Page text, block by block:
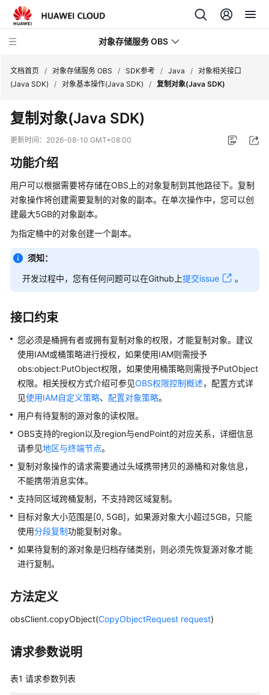
对象存储服务 OBS
最
新
动
务
公
告
品
绍
计
费
说
明
快
速
入
门
用
指
南
权
限
置
指
具
南
最
文档首页 / 对象存储服务 OBS / SDK参考 / Java / 对象相关接口
(Java SDK)
/ 对象基本操作(Java SDK) / 复制对象(Java SDK)
复制对象(Java SDK)
更新时间： 2026-08-10 GMT+08:00
功能介绍
用户可以根据需要将存储在OBS上的对象复制到其他路径下。复制
对象操作将创建需要复制的对象的副本。在单次操作中，您可以创
建最大5GB的对象副本。
为指定桶中的对象创建一个副本。
须知：
开发过程中，您有任何问题可以在Github上提交issue 。
接口约束
您必须是桶拥有者或拥有复制对象的权限，才能复制对象。建议
使用IAM或桶策略进行授权，如果使用IAM则需授予
obs:object:PutObject权限，如果使用桶策略则需授予PutObject
权限。相关授权方式介绍可参见OBS权限控制概述，配置方式详
见使用IAM自定义策略、 配置对象策略。
用户有待复制的源对象的读权限。
OBS支持的region以及region与endPoint的对应关系，详细信息
请参见地区与终端节点。
复制对象操作的请求需要通过头域携带拷贝的源桶和对象信息，
不能携带消息实体。
支持同区域跨桶复制，不支持跨区域复制。
目标对象大小范围是[0, 5GB]，如果源对象大小超过5GB，只能
使用分段复制功能复制对象。
如果待复制的源对象是归档存储类别，则必须先恢复源对象才能
进行复制。
方法定义
obsClient.copyObject(CopyObjectRequest request)
请求参数说明
表1 请求参数列表